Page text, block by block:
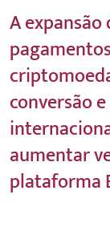
A
conversão
aumentar
plataforma